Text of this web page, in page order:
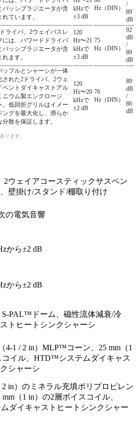
パッシブラジエータが含
れています。
kHzで
±3 dB
Hz（DIN）
/
89
dB
ライバ、2ウェイバスレ
には、パワードドライバ
パッシブラジエータが含
れます。
120
Hz〜21
kHzで
±3 dB
75
Hz（DIN）
92
dB
/
89
dB
ッフルとシャーシが一体
された2ドライバ、2ウェ
ベントダイキャストアル
ニウム製エンクロージ
。低回折グリルはイメー
ングを最大化し、滑らか
分散を保証します。
120
Hz〜20
kHzで
±2 dB
76
Hz（DIN）
89
dB
/
86
dB
ります。
2ウェイアコースティックサスペン
壁掛け/スタンド/棚取り付け
の電気音響
から±2 dB
から±2 dB
S-PAL™ドーム、磁性流体減衰/冷
トヒートシンクシャーシ
4-1 / 2 in）MLP™コーン、25 mm（1
コイル、HTD™システムダイキャス
シャーシ
2 in）のミネラル充填ポリプロピレン
（1 in）の2層ボイスコイル、
ダイキャストヒートシンクシャー